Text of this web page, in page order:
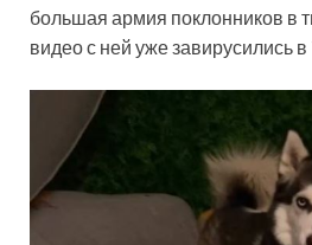
большая армия поклонников в
видео с ней уже завирусились